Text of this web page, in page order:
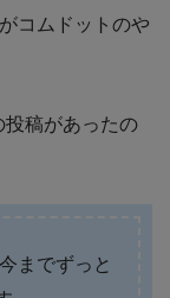
コムドットのや
投稿があったの
までずっと